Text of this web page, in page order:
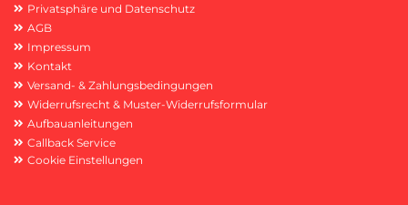
Privatsphäre und Datenschutz
AGB
Impressum
Kontakt
Versand- & Zahlungsbedingungen
Widerrufsrecht & Muster-Widerrufsformular
Aufbauanleitungen
Callback Service
Cookie Einstellungen